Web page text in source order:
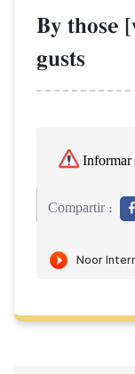
By those
gusts
Informar
Compartir :